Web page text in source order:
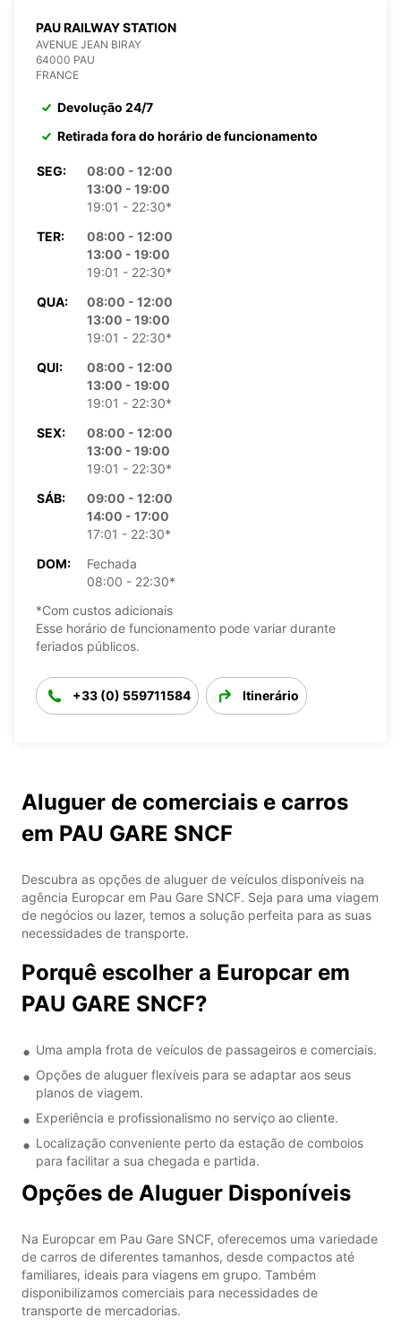
PAU RAILWAY STATION
AVENUE JEAN BIRAY
64000 PAU
FRANCE
Devolução 24/7
Retirada fora do horário de funcionamento
SEG:
08:00 - 12:00
13:00 - 19:00
19:01 - 22:30*
TER:
08:00 - 12:00
13:00 - 19:00
19:01 - 22:30*
QUA:
08:00 - 12:00
13:00 - 19:00
19:01 - 22:30*
QUI:
08:00 - 12:00
13:00 - 19:00
19:01 - 22:30*
SEX:
08:00 - 12:00
13:00 - 19:00
19:01 - 22:30*
SÁB:
09:00 - 12:00
14:00 - 17:00
17:01 - 22:30*
DOM:
Fechada
08:00 - 22:30*
*Com custos adicionais
Esse horário de funcionamento pode variar durante
feriados públicos.
+33 (0) 559711584 Itinerário
Aluguer de comerciais e carros
em PAU GARE SNCF
Descubra as opções de aluguer de veículos disponíveis na
agência Europcar em Pau Gare SNCF. Seja para uma viagem
de negócios ou lazer, temos a solução perfeita para as suas
necessidades de transporte.
Porquê escolher a Europcar em
PAU GARE SNCF?
Uma ampla frota de veículos de passageiros e comerciais.
Opções de aluguer flexíveis para se adaptar aos seus
planos de viagem.
Experiência e profissionalismo no serviço ao cliente.
Localização conveniente perto da estação de comboios
para facilitar a sua chegada e partida.
Opções de Aluguer Disponíveis
Na Europcar em Pau Gare SNCF, oferecemos uma variedade
de carros de diferentes tamanhos, desde compactos até
familiares, ideais para viagens em grupo. Também
disponibilizamos comerciais para necessidades de
transporte de mercadorias.